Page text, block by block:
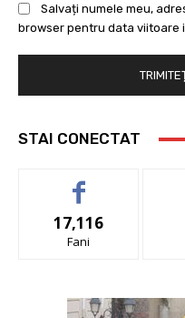
Salvați numele meu,
browser pentru data viitoare
STAI CONECTAT
17,116
Fani